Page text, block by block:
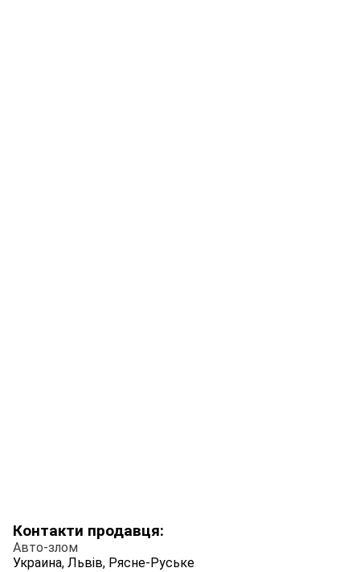
Контакти продавця:
Авто-злом
Украина, Львів, Рясне-Руське